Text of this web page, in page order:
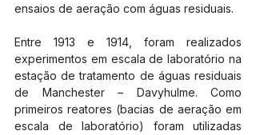
ensaios de aeração com águas residuais.
Entre 1913 e 1914, foram realizados
experimentos em escala de laboratório na
estação de tratamento de águas residuais
de Manchester – Davyhulme. Como
primeiros reatores (bacias de aeração em
escala de laboratório) foram utilizadas